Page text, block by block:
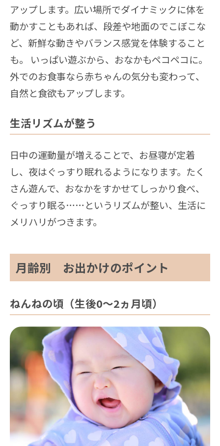
アップします。広い場所でダイナミックに体を
動かすこともあれば、段差や地面のでこぼこな
ど、新鮮な動きやバランス感覚を体験すること
も。 いっぱい遊ぶから、おなかもペコペコに。
外でのお食事なら赤ちゃんの気分も変わって、
自然と食欲もアップします。
生活リズムが整う
日中の運動量が増えることで、お昼寝が定着
し、夜はぐっすり眠れるようになります。たく
さん遊んで、おなかをすかせてしっかり食べ、
ぐっすり眠る……というリズムが整い、生活に
メリハリがつきます。
月齢別 お出かけのポイント
ねんねの頃（生後0〜2ヵ月頃）